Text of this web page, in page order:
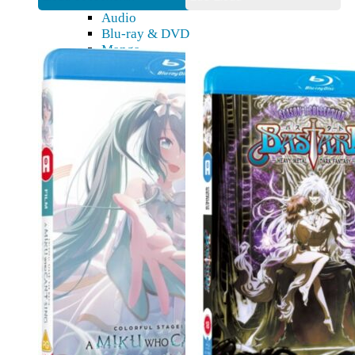
Audio
Blu-ray & DVD
Manga
Taidekirjat & novellit
Digitaaliset tuotteet
3D-mallit
Pepakura
Doujin
Figuurit
Action figuurit
Akryylihahmot
Bishoujo
Bishounen
Chibi
Figma
Game Prize
Look up
Nendoroid
Nendoroid Doll
Pop Up Parade
Tarvikkeet
K18